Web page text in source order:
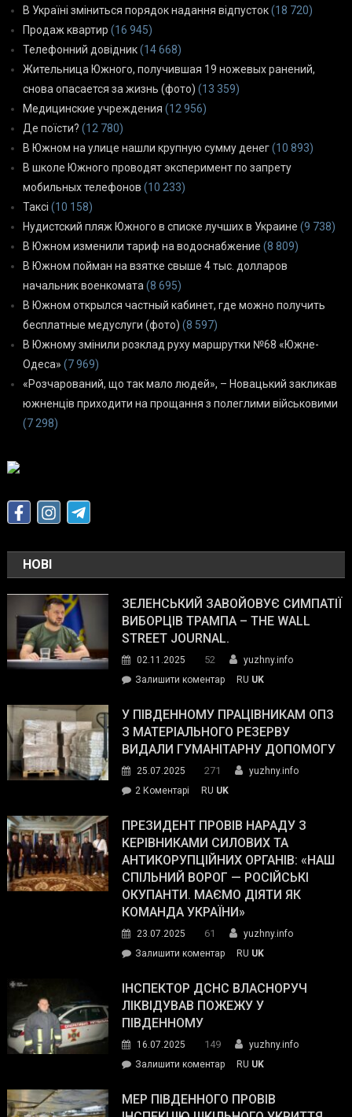
В Україні зміниться порядок надання відпусток(18 720)
Продаж квартир (16 945)
Телефонний довідник(14 668)
Жительница Южного, получившая 19 ножевых ранений,
снова опасается за жизнь (фото) (13 359)
Медицинские учреждения (12 956)
Де поїсти? (12 780)
В Южном на улице нашли крупную сумму денег(10 893)
В школе Южного проводят эксперимент по запрету
мобильных телефонов (10 233)
Таксі (10 158)
Нудистский пляж Южного в списке лучших в Украине (9 738)
В Южном изменили тариф на водоснабжение (8 809)
В Южном пойман на взятке свыше 4 тыс. долларов
начальник военкомата (8 695)
В Южном открылся частный кабинет, где можно получить
бесплатные медуслуги (фото) (8 597)
В Южному змінили розклад руху маршрутки №68 «Южне-
Одеса» (7 969)
«Розчарований, що так мало людей», – Новацький закликав
южненців приходити на прощання з полеглими військовими
(7 298)
НОВІ
ЗЕЛЕНСЬКИЙ ЗАВОЙОВУЄ СИМПАТІЇ
ВИБОРЦІВ ТРАМПА – THE WALL
STREET JOURNAL.
02.11.2025 52
yuzhny.info
Залишити коментарon
завойовує
симпатії
виборців
The
Street
Journal.
RU UK
У ПІВДЕННОМУ ПРАЦІВНИКАМ ОПЗ
З МАТЕРІАЛЬНОГО РЕЗЕРВУ
ВИДАЛИ ГУМАНІТАРНУ ДОПОМОГУ
25.07.2025 271
yuzhny.info
2 Коментарі
Південному
працівникам
ОПЗ
з
матеріального
резерву
гуманітарну
допомогу
RU UK
ПРЕЗИДЕНТ ПРОВІВ НАРАДУ З
КЕРІВНИКАМИ СИЛОВИХ ТА
АНТИКОРУПЦІЙНИХ ОРГАНІВ: «НАШ
СПІЛЬНИЙ ВОРОГ — РОСІЙСЬКІ
ОКУПАНТИ. МАЄМО ДІЯТИ ЯК
КОМАНДА УКРАЇНИ»
23.07.2025 61
yuzhny.info
Залишити коментарon
провів
нараду
силових
та
органів:
RU UK
ІНСПЕКТОР ДСНС ВЛАСНОРУЧ
ЛІКВІДУВАВ ПОЖЕЖУ У
ПІВДЕННОМУ
16.07.2025 149
yuzhny.info
Залишити коментарon
ДСНС
власноруч
RU UK
МЕР ПІВДЕННОГО ПРОВІВ